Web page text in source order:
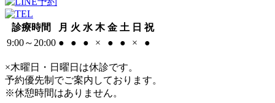
診療時間 月 火 水 木 金 土 日 祝
9:00～20:00 ● ● ● × ● ● × ●
×木曜日・日曜日は休診です。
予約優先制でご案内しております。
※休憩時間はありません。